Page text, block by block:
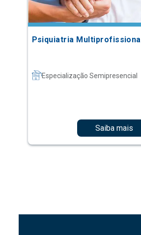
Psiquiatria Multiprofissional
Especialização Semipresencial
Saiba mais